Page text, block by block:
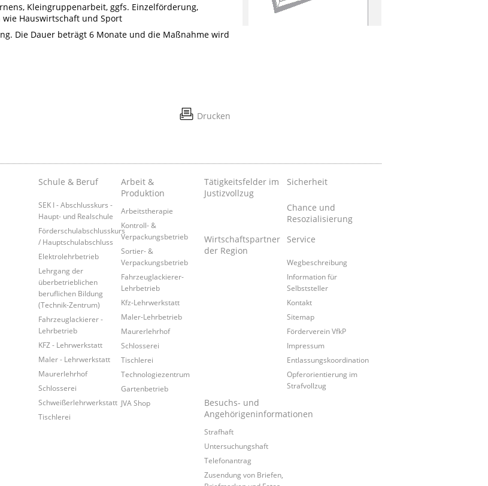
Kleingruppenarbeit, ggfs. Einzelförderung,
Hauswirtschaft und Sport
Die Dauer beträgt 6 Monate und die Maßnahme wird
Drucken
Schule & Beruf
SEK I - Abschlusskurs -
Haupt- und Realschule
Förderschulabschlusskurs
/ Hauptschulabschluss
Elektrolehrbetrieb
Lehrgang der
überbetrieblichen
beruflichen Bildung
(Technik-Zentrum)
Fahrzeuglackierer -
Lehrbetrieb
KFZ - Lehrwerkstatt
Maler - Lehrwerkstatt
Maurerlehrhof
Schlosserei
Schweißerlehrwerkstatt
Tischlerei
Arbeit &
Produktion
Arbeitstherapie
Kontroll- &
Verpackungsbetrieb
Sortier- &
Verpackungsbetrieb
Fahrzeuglackierer-
Lehrbetrieb
Kfz-Lehrwerkstatt
Maler-Lehrbetrieb
Maurerlehrhof
Schlosserei
Tischlerei
Technologiezentrum
Gartenbetrieb
JVA Shop
Tätigkeitsfelder im
Justizvollzug
Sicherheit
Chance und
Resozialisierung
Wirtschaftspartner
der Region
Service
Wegbeschreibung
Information für
Selbststeller
Kontakt
Sitemap
Förderverein VfkP
Impressum
Entlassungskoordination
Opferorientierung im
Strafvollzug
Besuchs- und
Angehörigeninformationen
Strafhaft
Untersuchungshaft
Telefonantrag
Zusendung von Briefen,